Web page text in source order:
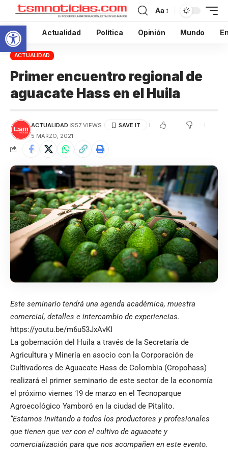
Abrir barra de herramientas
Aa
Inicio Actualidad Política Opinión Mundo
ACTUALIDAD
Primer encuentro regional de
aguacate Hass en el Huila
ACTUALIDAD 957 VIEWS
5 MARZO, 2021
Este seminario tendrá una agenda académica, muestra
comercial, detalles e intercambio de experiencias.
https://youtu.be/m6u53JxAvKI
La gobernación del Huila a través de la Secretaría de
Agricultura y Minería en asocio con la Corporación de
Cultivadores de Aguacate Hass de Colombia (Cropohass)
realizará el primer seminario de este sector de la economía
el próximo viernes 19 de marzo en el Tecnoparque
Agroecológico Yamboró en la ciudad de Pitalito.
“Estamos invitando a todos los productores y profesionales
que tienen que ver con el cultivo de aguacate y
comercialización para que nos acompañen en este evento.